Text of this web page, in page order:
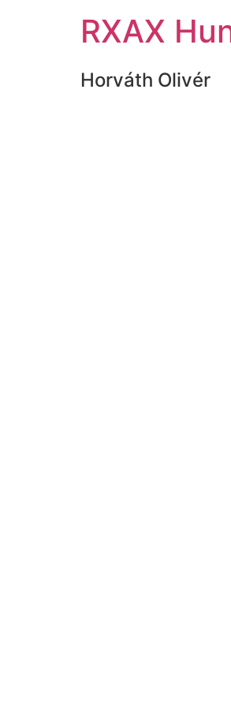
RXAX
Horváth Olivér